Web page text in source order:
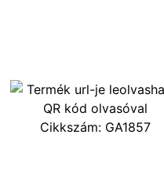
Cikkszám: GA1857